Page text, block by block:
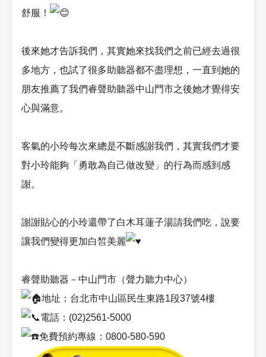
舒服！
後來她才告訴我們，其實她來找我們之前已經去過很
多地方，也試了很多助聽器都不盡理想，一直到她的
朋友推薦了我們睿聲助聽器中山門市之後她才覺得安
心與滿意。
客氣的小玲每次來總是不斷感謝我們，其實我們才要
對小玲能夠「勇敢為自己做改變」的行為而感到感
謝。
謝謝貼心的小玲還帶了白木耳蓮子湯請我們吃，說要
讓我們變得更加白皙美麗
睿聲助聽器－中山門市（聲力聽力中心）
地址：台北市中山區民生東路1段37號4樓
電話：(02)2561-5000
免費預約專線：0800-580-590